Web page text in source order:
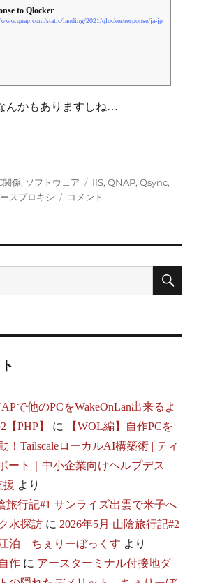
to Qlocker
static/landing/2021/qlocker/response/ja-jp
んかもありますしね…
ースプロキシ配下に配置する” の
関係, ソフトウェア
タ
グ
IIS,QNAP,Qsync,
スプロキシ
QNAP
バ
ス
に
配
置
す
る
コメント
検
で他のPCをWakeOnLan出来るよ
PHP】
に
【WOL編】自作PCを
！TailscaleローカルAI構築術 | ティ
ート｜中小企業向けヘルプデス
援 より
旅行記#1 サンライズ出雲で米子へ
水探訪 に2026年5月 山陰旅行記#2
泊 – ちぇりーぼっくす より
作 に アースターミナル付接地ダ